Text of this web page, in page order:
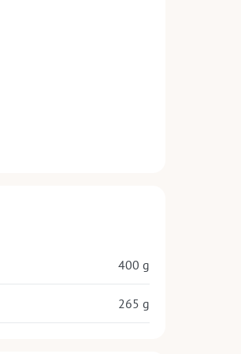
400 g
265 g